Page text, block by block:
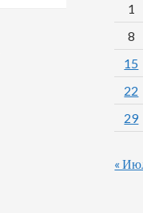
1
8
15
22
29
«